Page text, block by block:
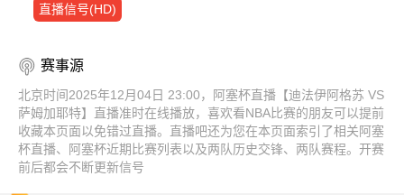
直播信号(HD)
赛事源
北京时间2025年12月04日 23:00，阿塞杯直播【迪法伊阿格苏 VS
萨姆加耶特】直播准时在线播放，喜欢看NBA比赛的朋友可以提前
收藏本页面以免错过直播。直播吧还为您在本页面索引了相关阿塞
杯直播、阿塞杯近期比赛列表以及两队历史交锋、两队赛程。开赛
前后都会不断更新信号